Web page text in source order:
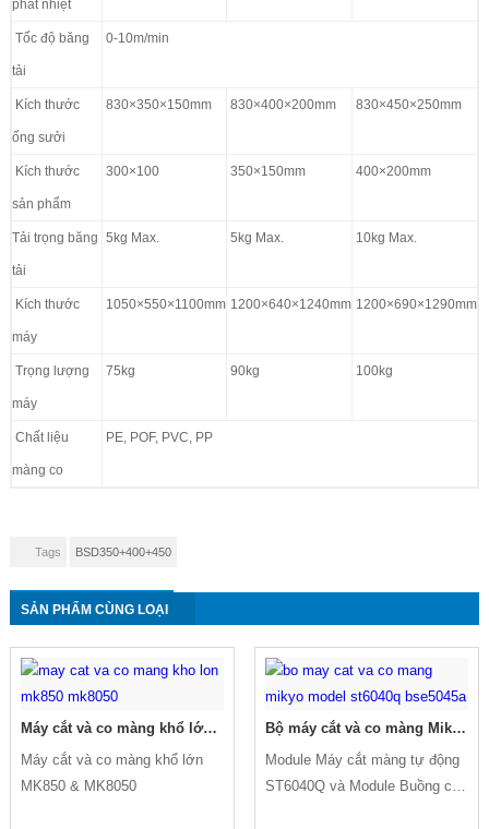
phát nhiệt
Tốc độ băng
tải
0-10m/min
Kích thước
ống sưởi
830×350×150mm 830×400×200mm 830×450×250mm
Kích thước
sản phẩm
300×100 350×150mm 400×200mm
Tải trọng băng
tải
5kg Max. 5kg Max. 10kg Max.
Kích thước
máy
1050×550×1100mm 1200×640×1240mm 1200×690×1290mm
Trọng lượng
máy
75kg 90kg 100kg
Chất liệu
màng co
PE, POF, PVC, PP
Tags BSD350+400+450
SẢN PHẨM CÙNG LOẠI
Máy cắt và co màng khổ lớn
MK850 & MK8050
Máy cắt và co màng khổ lớn
MK850 & MK8050
Bộ máy cắt và co màng Mikyo
Model ST6040Q + BSE5045A
Module Máy cắt màng tự động
ST6040Q và Module Buồng co